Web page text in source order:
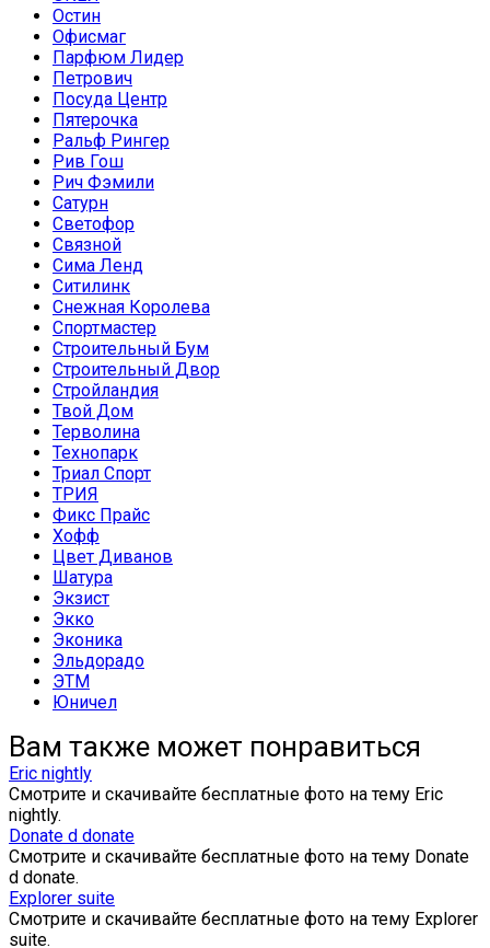
Остин
Офисмаг
Парфюм Лидер
Петрович
Посуда Центр
Пятерочка
Ральф Рингер
Рив Гош
Рич Фэмили
Сатурн
Светофор
Связной
Сима Ленд
Ситилинк
Снежная Королева
Спортмастер
Строительный Бум
Строительный Двор
Стройландия
Твой Дом
Терволина
Технопарк
Триал Спорт
ТРИЯ
Фикс Прайс
Хофф
Цвет Диванов
Шатура
Экзист
Экко
Эконика
Эльдорадо
ЭТМ
Юничел
Вам также может понравиться
Eric nightly
Смотрите и скачивайте бесплатные фото на тему Eric
nightly.
Donate d donate
Смотрите и скачивайте бесплатные фото на тему Donate
d donate.
Explorer suite
Смотрите и скачивайте бесплатные фото на тему Explorer
suite.